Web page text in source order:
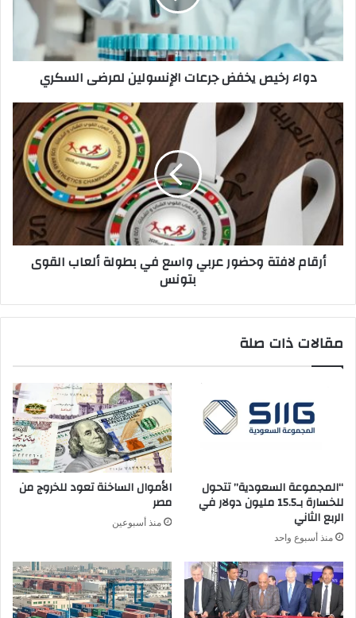
لمرضى
السكري
دواء رخيص يخفض جرعات الإنسولين لمرضى السكري
أرقام
لافتة
وحضور
عربي
واسع
في
بطولة
ألعاب
القوى
بتونسأرقام لافتة وحضور عربي واسع في بطولة ألعاب القوى
بتونس
مقالات ذات صلة
“المجموعة السعودية” تتحول
للخسارة بـ15.5 مليون دولار في
الربع الثاني
منذ أسبوع واحد
الأموال الساخنة تعود للخروج من
مصر
منذ أسبوعين